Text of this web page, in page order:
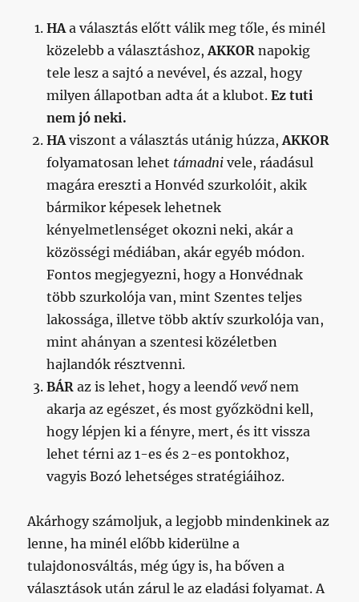
HAa választás előtt válik meg tőle, és minél
közelebb a választáshoz,AKKOR napokig
tele lesz a sajtó a nevével, és azzal, hogy
milyen állapotban adta át a klubot.Ez tuti
nem jó neki.
HAviszont a választás utánig húzza,AKKOR
folyamatosan lehet támadni vele, ráadásul
magára ereszti a Honvéd szurkolóit, akik
bármikor képesek lehetnek
kényelmetlenséget okozni neki, akár a
közösségi médiában, akár egyéb módon.
Fontos megjegyezni, hogy a Honvédnak
több szurkolója van, mint Szentes teljes
lakossága, illetve több aktív szurkolója van,
mint ahányan a szentesi közéletben
hajlandók résztvenni.
BÁR az is lehet, hogy a leendővevőnem
akarja az egészet, és most győzködni kell,
hogy lépjen ki a fényre, mert, és itt vissza
lehet térni az 1-es és 2-es pontokhoz,
vagyis Bozó lehetséges stratégiáihoz.
Akárhogy számoljuk, a legjobb mindenkinek az
lenne, ha minél előbb kiderülne a
tulajdonosváltás, még úgy is, ha bőven a
választások után zárul le az eladási folyamat. A